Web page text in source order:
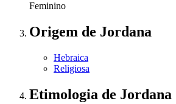
Feminino
Origem de Jordana
Hebraica
Religiosa
Etimologia de Jordana